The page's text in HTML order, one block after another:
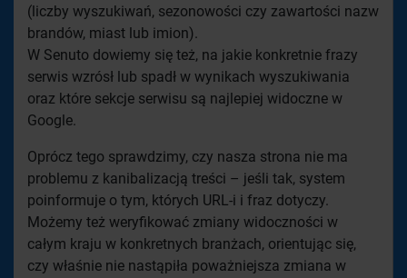
(liczby wyszukiwań, sezonowości czy zawartości nazw
brandów, miast lub imion).
W Senuto dowiemy się też, na jakie konkretnie frazy
serwis wzrósł lub spadł w wynikach wyszukiwania
oraz które sekcje serwisu są najlepiej widoczne w
Google.
Oprócz tego sprawdzimy, czy nasza strona nie ma
problemu z kanibalizacją treści – jeśli tak, system
poinformuje o tym, których URL-i i fraz dotyczy.
Możemy też weryfikować zmiany widoczności w
całym kraju w konkretnych branżach, orientując się,
czy właśnie nie nastąpiła poważniejsza zmiana w